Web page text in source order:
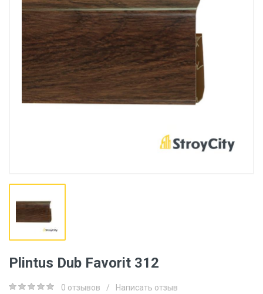
Plintus Dub Favorit 312
0 отзывов / Написать отзыв